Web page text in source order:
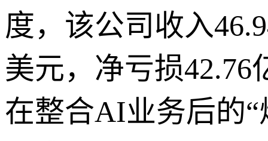
度，该公司收入
美元，净亏损
在整合AI业务后的“